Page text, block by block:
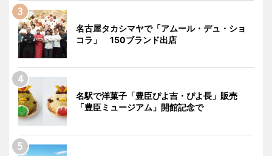
名古屋タカシマヤで「アムール・デュ・ショ
コラ」 150ブランド出店
名駅で洋菓子「豊臣ぴよ吉・ぴよ長」販売
「豊臣ミュージアム」開館記念で